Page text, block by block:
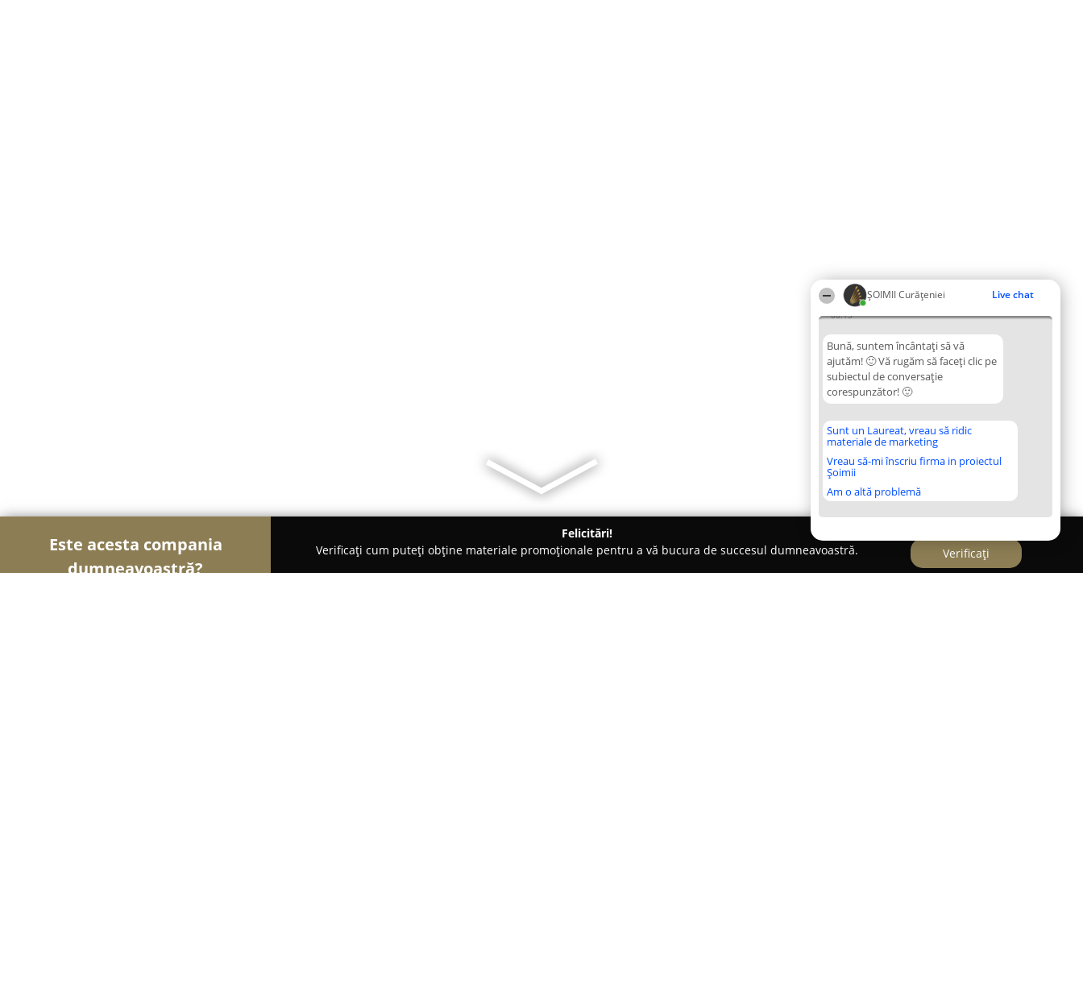
ȘOIMII Curățeniei Live chat
06:15
Bună, suntem încântați să vă
ajutăm! 🙂 Vă rugăm să faceți clic pe
subiectul de conversație
corespunzător! 🙂
Sunt un Laureat, vreau să ridic
materiale de marketing
Vreau să-mi înscriu firma in proiectul
Șoimii
Am o altă problemă
Este acesta compania
dumneavoastră?
Felicitări!
Verificați cum puteți obține materiale promoționale pentru a vă bucura de succesul dumneavoastră.
Verificați